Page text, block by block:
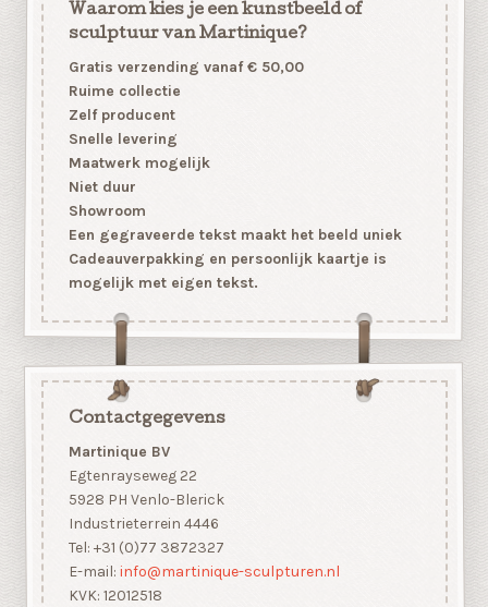
Waarom kies je een kunstbeeld of
sculptuur van Martinique?
Gratis verzending vanaf € 50,00
Ruime collectie
Zelf producent
Snelle levering
Maatwerk mogelijk
Niet duur
Showroom
Een gegraveerde tekst maakt het beeld uniek
Cadeauverpakking en persoonlijk kaartje is
mogelijk met eigen tekst.
Contactgegevens
Martinique BV
Egtenrayseweg 22
5928 PH Venlo-Blerick
Industrieterrein 4446
Tel: +31 (0)77 3872327
E-mail: info@martinique-sculpturen.nl
KVK: 12012518